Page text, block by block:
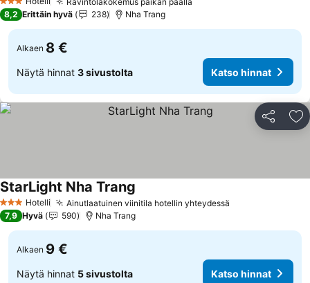
3 Tähtiluokitus
8,2 Erittäin hyvä 238 Nha Trang
Alkaen 8 €
Näytä hinnat 3 sivustolta Katso hinnat
Jaa
3 Tähtiluokitus
Hotelli Ainutlaatuinen viinitila hotellin yhteydessä
StarLight Nha Trang
7,9 Hyvä 590 Nha Trang
Alkaen 9 €
Näytä hinnat 5 sivustolta Katso hinnat